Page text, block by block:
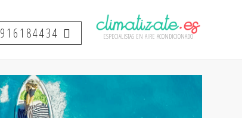
916184434 especialistas en aire acondicionado